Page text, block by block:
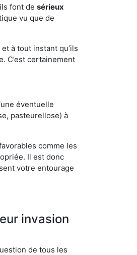
font de sérieux
vu que de
à tout instant qu’ils
C’est certainement
éventuelle
pasteurellose) à
comme les
Il est donc
votre entourage
invasion
de tous les